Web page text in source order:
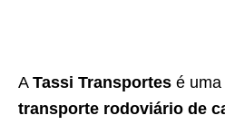
A Tassi Transportes é
transporte rodoviário de